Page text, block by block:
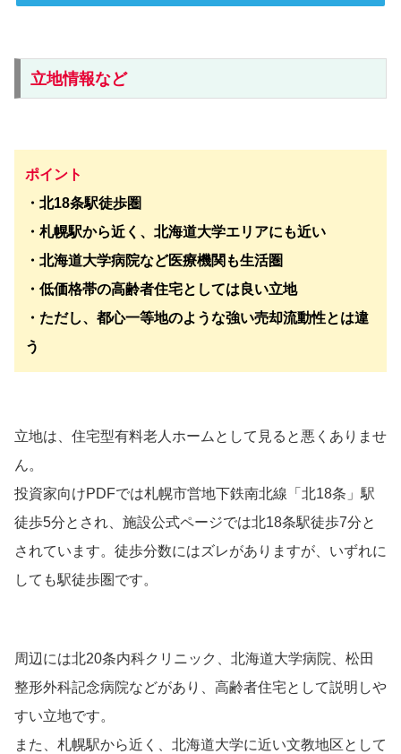
立地情報など
ポイント
・北18条駅徒歩圏
・札幌駅から近く、北海道大学エリアにも近い
・北海道大学病院など医療機関も生活圏
・低価格帯の高齢者住宅としては良い立地
・ただし、都心一等地のような強い売却流動性とは違
う
立地は、住宅型有料老人ホームとして見ると悪くありませ
ん。
投資家向けPDFでは札幌市営地下鉄南北線「北18条」駅
徒歩5分とされ、施設公式ページでは北18条駅徒歩7分と
されています。徒歩分数にはズレがありますが、いずれに
しても駅徒歩圏です。
周辺には北20条内科クリニック、北海道大学病院、松田
整形外科記念病院などがあり、高齢者住宅として説明しや
すい立地です。
また、札幌駅から近く、北海道大学に近い文教地区として